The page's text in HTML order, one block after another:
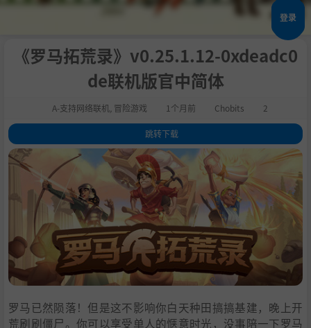
登录
《罗马拓荒录》v0.25.1.12-0xdeadc0
de联机版官中简体
A-支持网络联机, 冒险游戏 1个月前 Chobits 2
跳转下载
1.评测
2.关于此游戏
重建文明 开疆拓土
游戏特色
系统需求
6.支持作者
7.
启动说明
罗马已然陨落！但是这不影响你白天种田搞搞基建，晚上开
荒刷刷僵尸。你可以享受单人的惬意时光，没事陪一下罗马